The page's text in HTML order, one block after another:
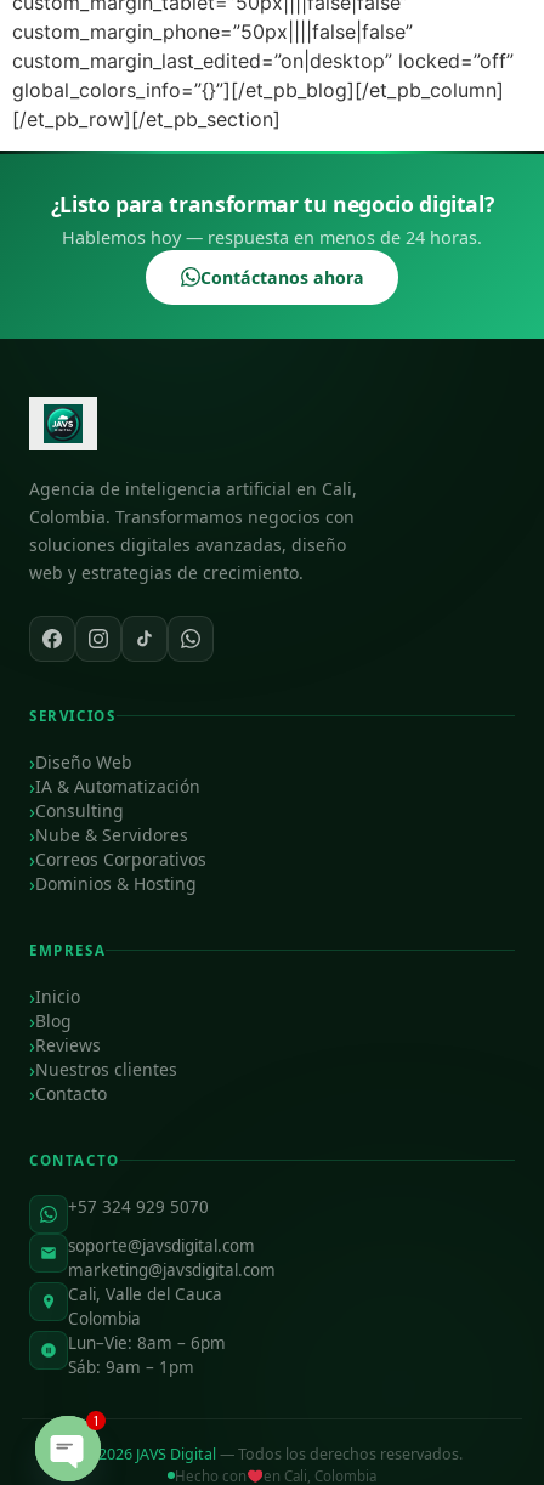
custom_margin_phone=”50px||||false|false”
custom_margin_last_edited=”on|desktop” locked=”off”
global_colors_info=”{}”][/et_pb_blog][/et_pb_column]
[/et_pb_row][/et_pb_section]
¿Listo para transformar tu negocio digital?
Hablemos hoy — respuesta en menos de 24 horas.
Contáctanos ahora
Agencia de inteligencia artificial en Cali,
Colombia. Transformamos negocios con
soluciones digitales avanzadas, diseño
web y estrategias de crecimiento.
SERVICIOS
Diseño Web
IA & Automatización
Consulting
Nube & Servidores
Correos Corporativos
Dominios & Hosting
EMPRESA
Inicio
Blog
Reviews
Nuestros clientes
Contacto
CONTACTO
+57 324 929 5070
soporte@javsdigital.com
marketing@javsdigital.com
Cali, Valle del Cauca
Colombia
Lun–Vie: 8am – 6pm
Sáb: 9am – 1pm
2026 JAVS Digital— Todos los derechos reservados.
Hecho con en Cali, Colombia
Open chaty